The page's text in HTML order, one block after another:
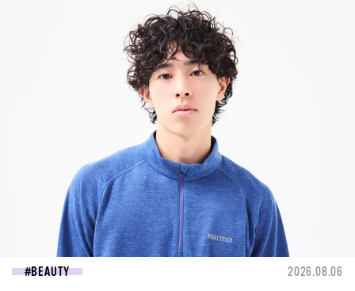
BEAUTY 2026.08.06